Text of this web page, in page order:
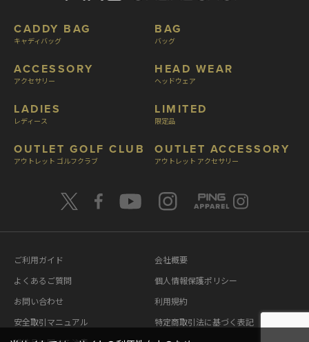
CADDY BAG
キャディバッグ
ACCESSORY
アクセサリー
LADIES
レディース
OUTLET GOLF CLUB
アウトレット ゴルフクラブ
BAG
バッグ
HEAD WEAR
ヘッドウェア
LIMITED
限定品
OUTLET ACCESSORY
アウトレット アクセサリー
ご利用ガイド
よくあるご質問
お問い合わせ
安全取引マニュアル
会社概要
個人情報保護ポリシー
利用規約
特定商取引法に基づく表記